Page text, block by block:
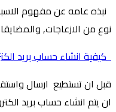
نوع من الازعاجات,
كيفية انشاء حساب بريد
قبل ان تستطيع ارسال
ان يتم انشاء حساب بريد